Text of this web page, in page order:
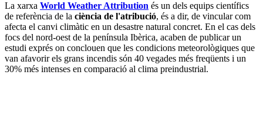
La xarxa World Weather Attribution és un dels equips científics
de referència de la ciència de l'atribució, és a dir, de vincular com
afecta el canvi climàtic en un desastre natural concret. En el cas dels
focs del nord-oest de la península Ibèrica, acaben de publicar un
estudi exprés on conclouen que les condicions meteorològiques que
van afavorir els grans incendis són 40 vegades més freqüents i un
30% més intenses en comparació al clima preindustrial.